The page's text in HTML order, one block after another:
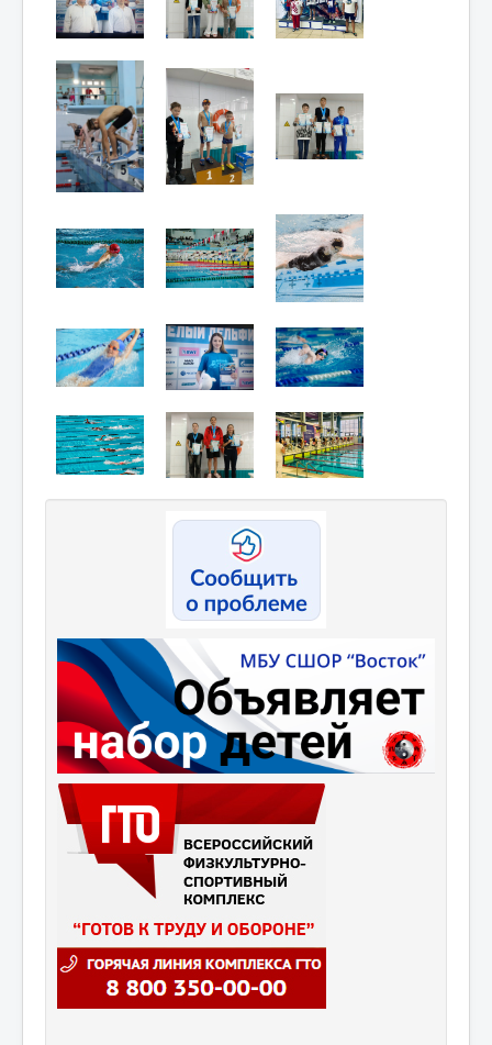
Гордость школы
Контакты
Родителям
Группа в VK
Противодействие коррупции
Антитеррористическая деятельность
Охрана труда
Политика обработки и защиты персональных
данных